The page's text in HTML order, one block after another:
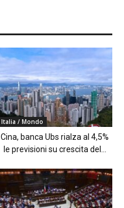
Italia / Mondo
Cina, banca Ubs rialza al 4,5%
le previsioni su crescita del...